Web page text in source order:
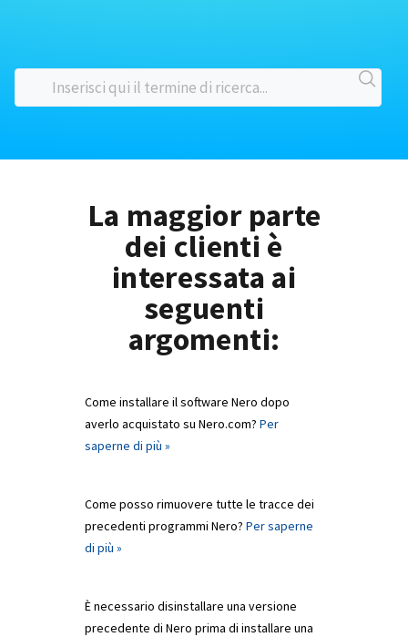
La maggior parte
dei clienti è
interessata ai
seguenti
argomenti:
Come installare il software Nero dopo
averlo acquistato su Nero.com? Per
saperne di più »
Come posso rimuovere tutte le tracce dei
precedenti programmi Nero? Per saperne
di più »
È necessario disinstallare una versione
precedente di Nero prima di installare una